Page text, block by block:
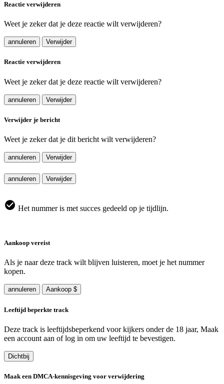
Reactie verwijderen
Weet je zeker dat je deze reactie wilt verwijderen?
annuleren Verwijder
Reactie verwijderen
Weet je zeker dat je deze reactie wilt verwijderen?
annuleren Verwijder
Verwijder je bericht
Weet je zeker dat je dit bericht wilt verwijderen?
annuleren Verwijder
annuleren Verwijder
Het nummer is met succes gedeeld op je tijdlijn.
Aankoop vereist
Als je naar deze track wilt blijven luisteren, moet je het nummer
kopen.
annuleren Aankoop $
Leeftijd beperkte track
Deze track is leeftijdsbeperkend voor kijkers onder de 18 jaar, Maak
een account aan of log in om uw leeftijd te bevestigen.
Dichtbij
Maak een DMCA-kennisgeving voor verwijdering